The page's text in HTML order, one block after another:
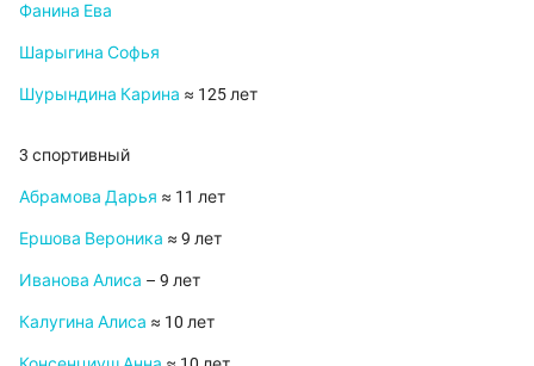
Фанина Ева
Шарыгина Софья
Шурындина Карина ≈ 125 лет
3 спортивный
Абрамова Дарья ≈ 11 лет
Ершова Вероника ≈ 9 лет
Иванова Алиса – 9 лет
Калугина Алиса ≈ 10 лет